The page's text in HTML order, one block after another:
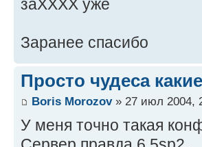
заХХХХ уже
Заранее спасибо
Просто чудеса
Boris Morozov» 27 июл 2004,
У меня точно такая